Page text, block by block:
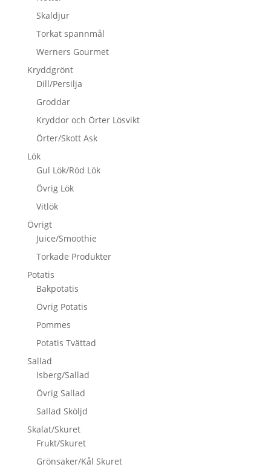
Skaldjur
Torkat spannmål
Werners Gourmet
Kryddgrönt
Dill/Persilja
Groddar
Kryddor och Örter Lösvikt
Örter/Skott Ask
Lök
Gul Lök/Röd Lök
Övrig Lök
Vitlök
Övrigt
Juice/Smoothie
Torkade Produkter
Potatis
Bakpotatis
Övrig Potatis
Pommes
Potatis Tvättad
Sallad
Isberg/Sallad
Övrig Sallad
Sallad Sköljd
Skalat/Skuret
Frukt/Skuret
Grönsaker/Kål Skuret